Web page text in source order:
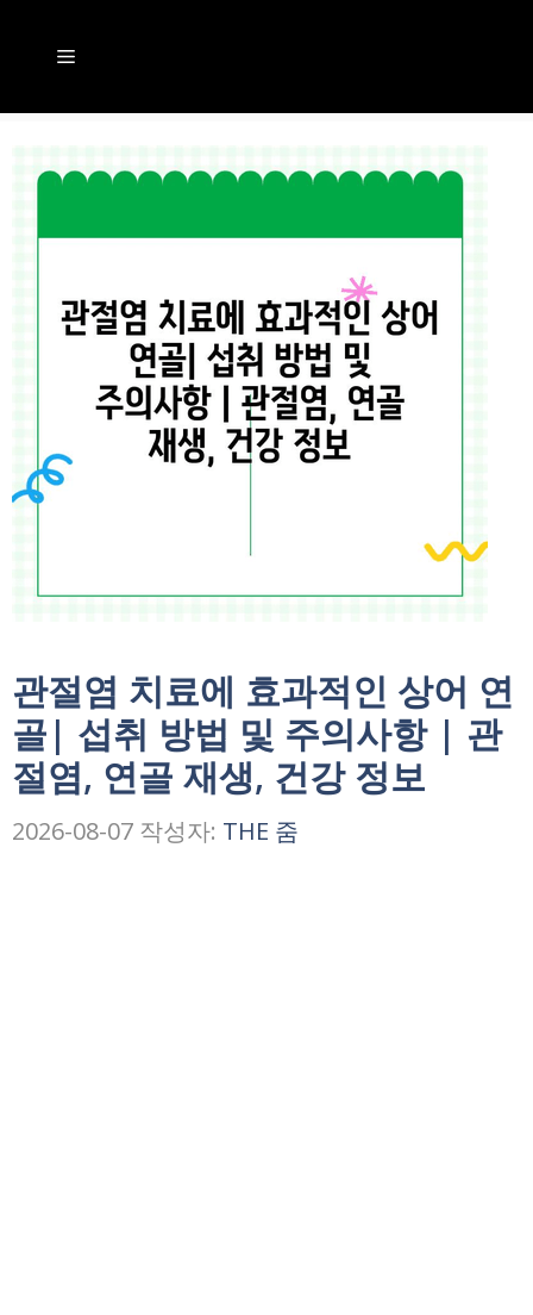
메
뉴
관절염 치료에 효과적인 상어 연
골| 섭취 방법 및 주의사항 | 관
절염, 연골 재생, 건강 정보
2026-08-07 작성자: THE 줌